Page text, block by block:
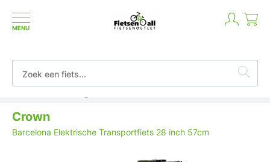
MENU
Crown
Barcelona Elektrische Transportfiets 28 inch 57cm